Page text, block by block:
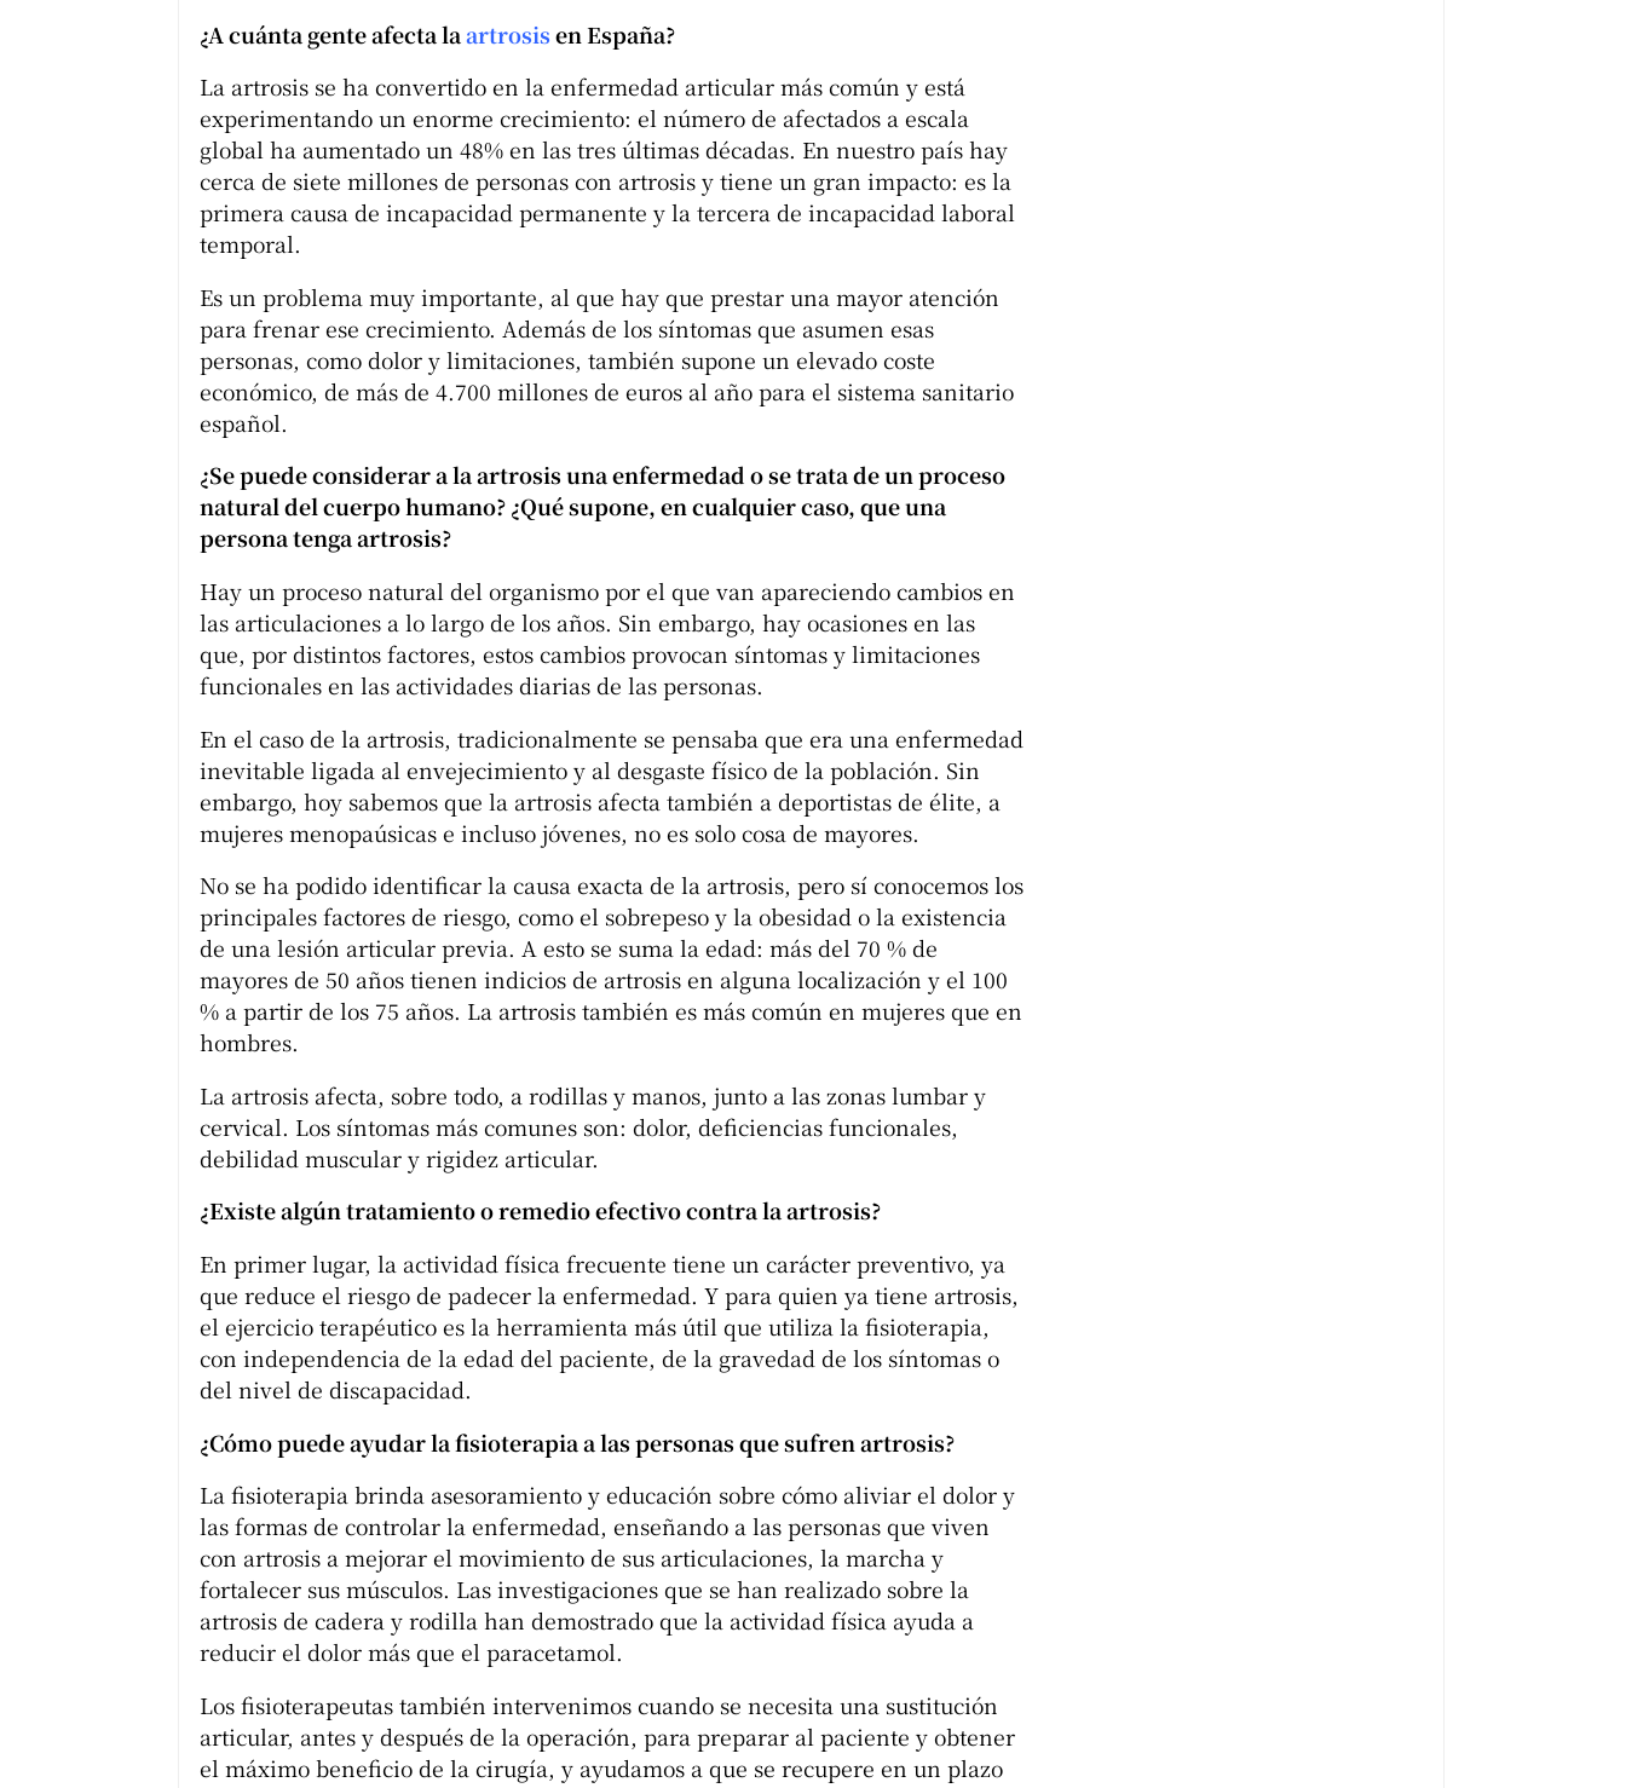
¿A cuánta gente afecta la artrosis en España?
La artrosis se ha convertido en la enfermedad articular más común y está
experimentando un enorme crecimiento: el número de afectados a escala
global ha aumentado un 48% en las tres últimas décadas. En nuestro país hay
cerca de siete millones de personas con artrosis y tiene un gran impacto: es la
primera causa de incapacidad permanente y la tercera de incapacidad laboral
temporal.
Es un problema muy importante, al que hay que prestar una mayor atención
para frenar ese crecimiento. Además de los síntomas que asumen esas
personas, como dolor y limitaciones, también supone un elevado coste
económico, de más de 4.700 millones de euros al año para el sistema sanitario
español.
¿Se puede considerar a la artrosis una enfermedad o se trata de un proceso
natural del cuerpo humano? ¿Qué supone, en cualquier caso, que una
persona tenga artrosis?
Hay un proceso natural del organismo por el que van apareciendo cambios en
las articulaciones a lo largo de los años. Sin embargo, hay ocasiones en las
que, por distintos factores, estos cambios provocan síntomas y limitaciones
funcionales en las actividades diarias de las personas.
En el caso de la artrosis, tradicionalmente se pensaba que era una enfermedad
inevitable ligada al envejecimiento y al desgaste físico de la población. Sin
embargo, hoy sabemos que la artrosis afecta también a deportistas de élite, a
mujeres menopaúsicas e incluso jóvenes, no es solo cosa de mayores.
No se ha podido identificar la causa exacta de la artrosis, pero sí conocemos los
principales factores de riesgo, como el sobrepeso y la obesidad o la existencia
de una lesión articular previa. A esto se suma la edad: más del 70 % de
mayores de 50 años tienen indicios de artrosis en alguna localización y el 100
% a partir de los 75 años. La artrosis también es más común en mujeres que en
hombres.
La artrosis afecta, sobre todo, a rodillas y manos, junto a las zonas lumbar y
cervical. Los síntomas más comunes son: dolor, deficiencias funcionales,
debilidad muscular y rigidez articular.
¿Existe algún tratamiento o remedio efectivo contra la artrosis?
En primer lugar, la actividad física frecuente tiene un carácter preventivo, ya
que reduce el riesgo de padecer la enfermedad. Y para quien ya tiene artrosis,
el ejercicio terapéutico es la herramienta más útil que utiliza la fisioterapia,
con independencia de la edad del paciente, de la gravedad de los síntomas o
del nivel de discapacidad.
¿Cómo puede ayudar la fisioterapia a las personas que sufren artrosis?
La fisioterapia brinda asesoramiento y educación sobre cómo aliviar el dolor y
las formas de controlar la enfermedad, enseñando a las personas que viven
con artrosis a mejorar el movimiento de sus articulaciones, la marcha y
fortalecer sus músculos. Las investigaciones que se han realizado sobre la
artrosis de cadera y rodilla han demostrado que la actividad física ayuda a
reducir el dolor más que el paracetamol.
Los fisioterapeutas también intervenimos cuando se necesita una sustitución
articular, antes y después de la operación, para preparar al paciente y obtener
el máximo beneficio de la cirugía, y ayudamos a que se recupere en un plazo